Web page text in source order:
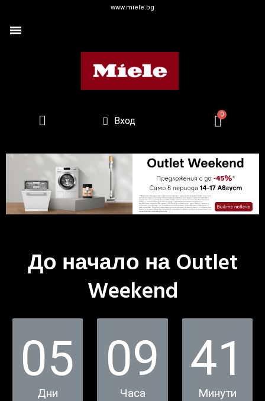
www.miele.bg
Вход
До начало на Outlet
Weekend
05
Дни
09
Часа
41
Минути